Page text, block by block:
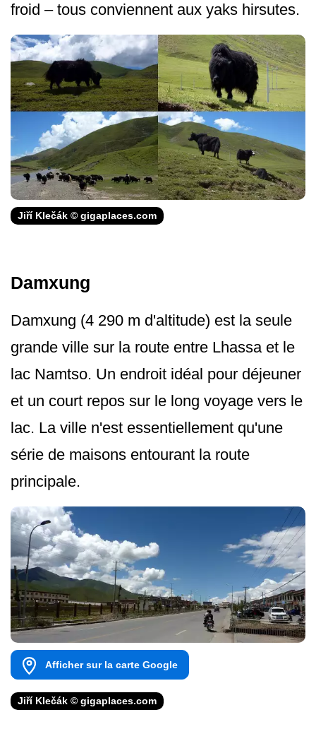
froid – tous conviennent aux yaks hirsutes.
Jiří Klečák © gigaplaces.com
Damxung
Damxung (4 290 m d'altitude) est la seule
grande ville sur la route entre Lhassa et le
lac Namtso. Un endroit idéal pour déjeuner
et un court repos sur le long voyage vers le
lac. La ville n'est essentiellement qu'une
série de maisons entourant la route
principale.
Afficher sur la carte Google
Jiří Klečák © gigaplaces.com